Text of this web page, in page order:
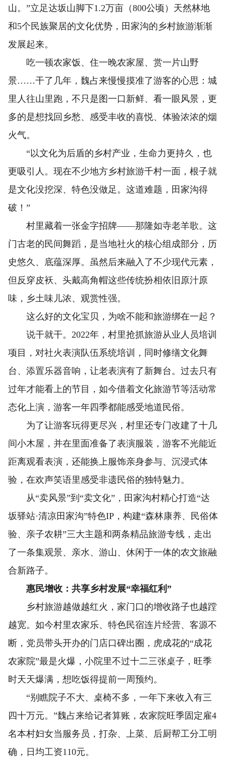
山。”立足达坂山脚下1.2万亩（800公顷）天然林地
和5个民族聚居的文化优势，田家沟的乡村旅游渐渐
发展起来。
吃一顿农家饭、住一晚农家屋、赏一片山野
景……干了几年，魏占来慢慢摸准了游客的心思：城
里人往山里跑，不只是图一口新鲜、看一眼风景，更
多的是想找回乡愁、感受丰收的喜悦、体验浓浓的烟
火气。
“以文化为后盾的乡村产业，生命力更持久，也
更吸引人。现在不少地方乡村旅游千村一面，根子就
是文化没挖深、特色没做足。这道难题，田家沟得
破！”
村里藏着一张金字招牌——那隆如寺老羊歌。这
门古老的民间舞蹈，是当地社火的核心组成部分，历
史悠久、底蕴深厚。虽然后来融入了不少现代元素，
但反穿皮袄、头戴高角帽这些传统扮相依旧原汁原
味，乡土味儿浓、观赏性强。
这么好的文化宝贝，为啥不能和旅游绑在一起？
说干就干。2022年，村里抢抓旅游从业人员培训
项目，对社火表演队伍系统培训，同时修缮文化舞
台、添置乐器音响，让老表演有了新舞台。过去只有
过年才能看上的节目，如今借着文化旅游节等活动常
态化上演，游客一年四季都能感受地道民俗。
为了让游客玩得更尽兴，村里还专门改建了十几
间小木屋，并在里面准备了表演服装，游客不光能近
距离观看表演，还能换上服饰亲身参与、沉浸式体
验，在欢声笑语里感受非遗民俗的独特魅力。
从“卖风景”到“卖文化”，田家沟村精心打造“达
坂驿站·清凉田家沟”特色IP，构建“森林康养、民俗体
验、亲子农耕”三大主题和两条精品旅游专线，走出
了一条集观景、亲水、游山、休闲于一体的农文旅融
合新路子。
惠民增收：共享乡村发展“幸福红利”
乡村旅游越做越红火，家门口的增收路子也越蹚
越宽。如今村里农家乐、特色民宿连片经营、客源不
断，党员带头开办的门店口碑出圈，虎成花的“成花
农家院”最是火爆，小院里不过十二三张桌子，旺季
时天天爆满，想吃饭得提前一周预约。
“别瞧院子不大、桌椅不多，一年下来收入有三
四十万元。”魏占来给记者算账，农家院旺季固定雇4
名本村妇女当服务员，打杂、上菜、后厨帮工分工明
确，日均工资110元。